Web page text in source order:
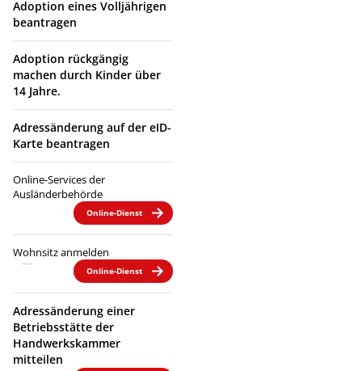
Adoption eines Volljährigen
beantragen
Adoption rückgängig
machen durch Kinder über
14 Jahre.
Adressänderung auf der eID-
Karte beantragen
Online-Services der
Ausländerbehörde
Online-Dienst
Wohnsitz anmelden
Online-Dienst
Adressänderung einer
Betriebsstätte der
Handwerkskammer
mitteilen